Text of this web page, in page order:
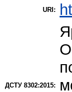
URI:
ДСТУ 8302:2015: